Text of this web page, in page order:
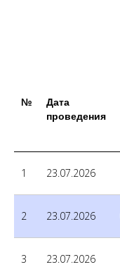
№
Дата
проведения
1 23.07.2026
2 23.07.2026
3 23.07.2026